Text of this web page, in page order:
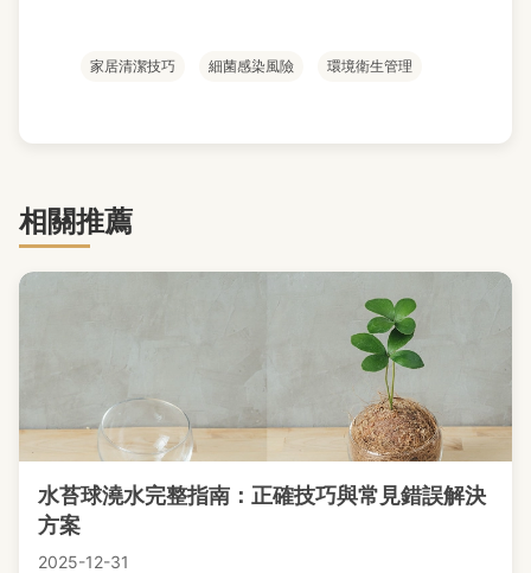
家居清潔技巧 細菌感染風險 環境衛生管理
相關推薦
水苔球澆水完整指南：正確技巧與常見錯誤解決
方案
2025-12-31